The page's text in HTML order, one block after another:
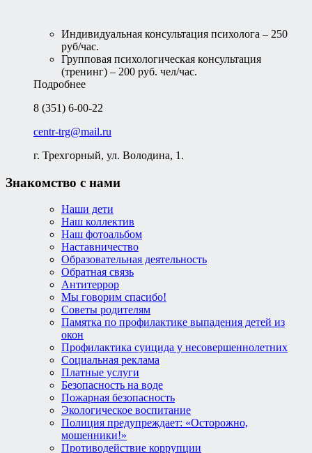
Индивидуальная консультация психолога – 250
руб/час.
Групповая психологическая консультация
(тренинг) – 200 руб. чел/час.
Подробнее
8 (351) 6-00-22
centr-trg@mail.ru
г. Трехгорный, ул. Володина, 1.
Знакомство с нами
Наши дети
Наш коллектив
Наш фотоальбом
Наставничество
Образовательная деятельность
Обратная связь
Антитеррор
Мы говорим спасибо!
Советы родителям
Памятка по профилактике выпадения детей из
окон
Профилактика суицида у несовершеннолетних
Социальная реклама
Платные услуги
Безопасность на воде
Пожарная безопасность
Экологическое воспитание
Полиция предупреждает: «Осторожно,
мошенники!»
Противодействие коррупции